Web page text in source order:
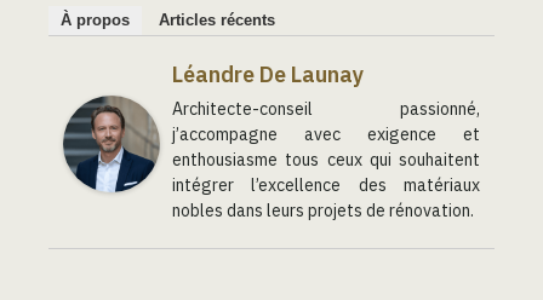
À propos Articles récents
Léandre De Launay
Architecte-conseil passionné,
j’accompagne avec exigence et
enthousiasme tous ceux qui souhaitent
intégrer l’excellence des matériaux
nobles dans leurs projets de rénovation.